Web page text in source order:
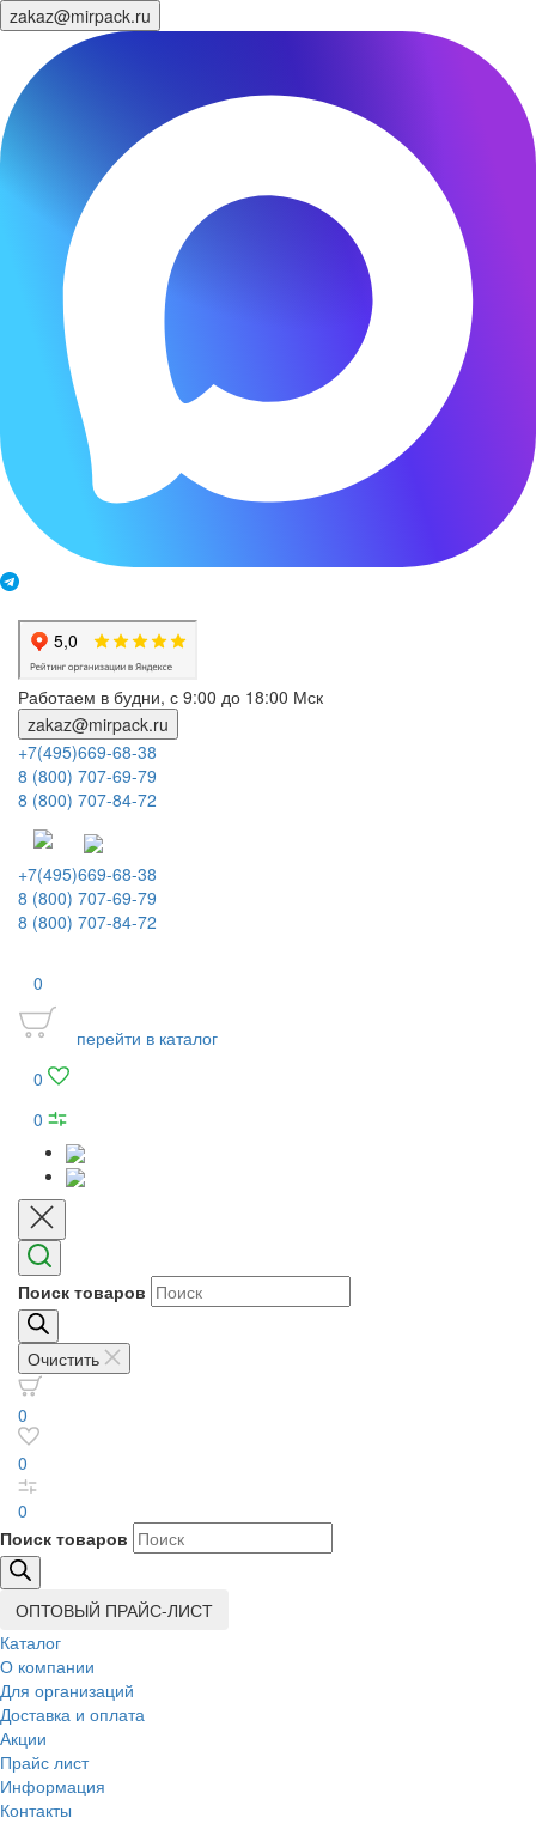
zakaz@mirpack.ru
Работаем в будни, с 9:00 до 18:00 Мск
zakaz@mirpack.ru
+7(495)669-68-38
8 (800) 707-69-79
8 (800) 707-84-72
+7(495)669-68-38
8 (800) 707-69-79
8 (800) 707-84-72
0
перейти в каталог
0
0
Поиск товаров
Очистить
0
0
0
Поиск товаров
ОПТОВЫЙ ПРАЙС-ЛИСТ
Каталог
О компании
Для организаций
Доставка и оплата
Акции
Прайс лист
Информация
Контакты